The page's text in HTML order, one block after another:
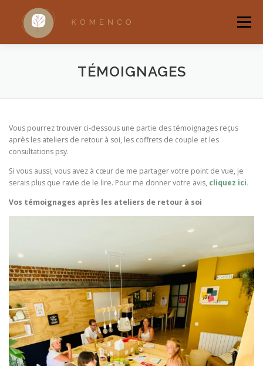
contenu
Menu
A PROPOS ACCOMPAGNEMENTS
QUI SUIS-JE ?
TÉMOIGNAGES
Vous pourrez trouver ci-dessous une partie des témoignages reçus
après les ateliers de retour à soi, les coffrets de couple et les
consultations psy.
Si vous aussi, vous avez à cœur de me partager votre point de vue, je
serais plus que ravie de le lire. Pour me donner votre avis, cliquez ici.
Vos témoignages après les ateliers de retour à soi